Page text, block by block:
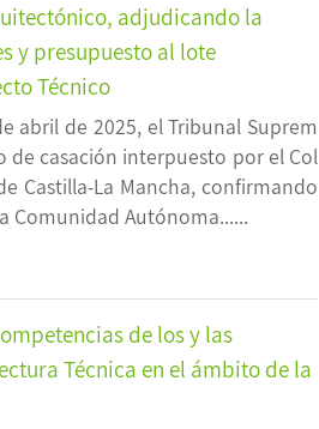
adjudicando la
y presupuesto al lote
Técnico
abril de 2025, el Tribunal Suprem
de casación interpuesto por el Col
Castilla-La Mancha, confirmando
Comunidad Autónoma......
de los y las
Técnica en el ámbito de la